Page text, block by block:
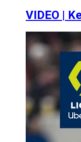
VIDEO |